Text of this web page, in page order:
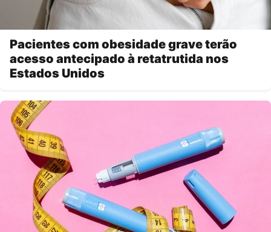
Pacientes com obesidade grave terão
acesso antecipado à retatrutida nos
Estados Unidos